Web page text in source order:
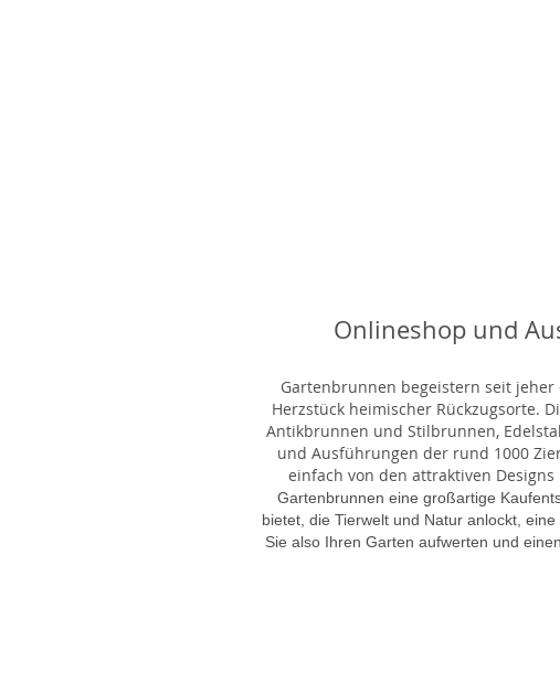
Onlineshop und
Gartenbrunnen begeistern seit
Herzstück heimischer Rückzugsorte.
Antikbrunnen und Stilbrunnen,
und Ausführungen der rund 1000
einfach von den attraktiven
Gartenbrunnen eine großartige
bietet, die Tierwelt und Natur anlockt,
Sie also Ihren Garten aufwerten und